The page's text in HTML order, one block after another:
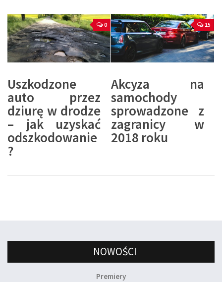
0
Uszkodzone
auto przez
dziurę w drodze
– jak uzyskać
odszkodowanie
?
15
Akcyza na
samochody
sprowadzone z
zagranicy w
2018 roku
NOWOŚCI
Premiery